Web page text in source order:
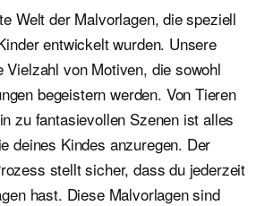
Welt der Malvorlagen, die speziell
entwickelt wurden. Unsere
Vielzahl von Motiven, die sowohl
begeistern werden. Von Tieren
zu fantasievollen Szenen ist alles
deines Kindes anzuregen. Der
stellt sicher, dass du jederzeit
hast. Diese Malvorlagen sind